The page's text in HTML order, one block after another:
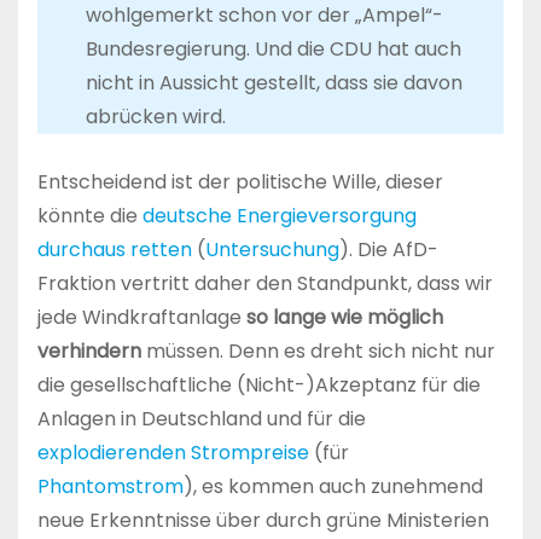
wohlgemerkt schon vor der „Ampel“-
Bundesregierung. Und die CDU hat auch
nicht in Aussicht gestellt, dass sie davon
abrücken wird.
Entscheidend ist der politische Wille, dieser
könnte die deutsche Energieversorgung
durchaus retten (Untersuchung). Die AfD-
Fraktion vertritt daher den Standpunkt, dass wir
jede Windkraftanlage so lange wie möglich
verhindern müssen. Denn es dreht sich nicht nur
die gesellschaftliche (Nicht-)Akzeptanz für die
Anlagen in Deutschland und für die
explodierenden Strompreise (für
Phantomstrom), es kommen auch zunehmend
neue Erkenntnisse über durch grüne Ministerien